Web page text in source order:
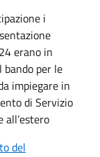
i
erano in
bando per le
impiegare in
di Servizio
all’estero
del